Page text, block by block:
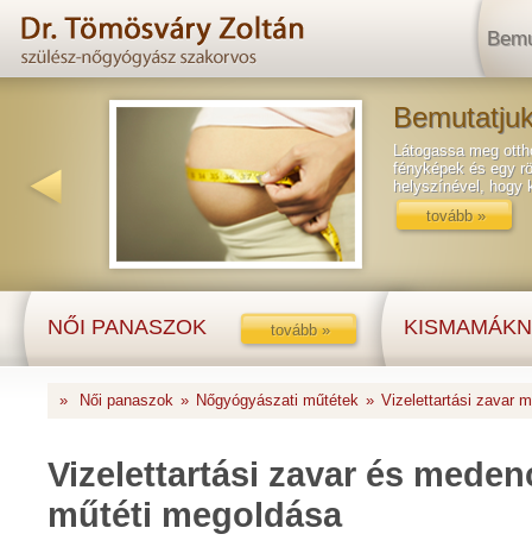
Látogassa meg
fényképek és egy
helyszínével, hogy
tovább »
NŐI PANASZOK tovább »
» Női panaszok » Nőgyógyászati műtétek » Vizelettartási zavar
Vizelettartási zavar és
műtéti megoldása